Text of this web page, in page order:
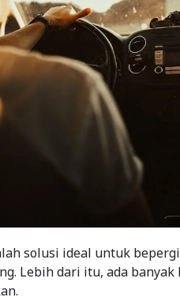
solusi ideal untuk
Lebih dari itu, ada